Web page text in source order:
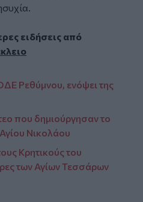
ειδήσεις από
Ρεθύμνου, ενόψει της
που δημιούργησαν το
Νικολάου
Κρητικούς του
των Αγίων Τεσσάρων